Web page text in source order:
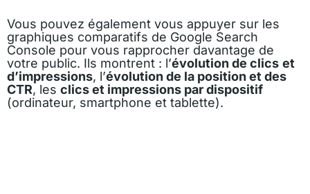
Vous pouvez également vous appuyer sur les
graphiques comparatifs de Google Search
Console pour vous rapprocher davantage de
votre public. Ils montrent : l’évolution de clics et
d’impressions, l’évolution de la position et des
CTR, les clics et impressions par dispositif
(ordinateur, smartphone et tablette).